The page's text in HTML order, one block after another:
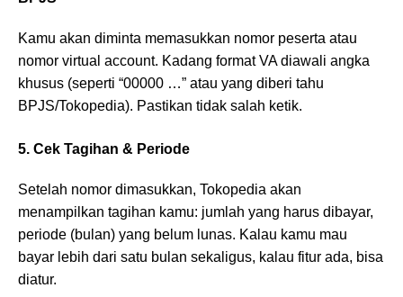
Kamu akan diminta memasukkan nomor peserta atau
nomor virtual account. Kadang format VA diawali angka
khusus (seperti “00000 …” atau yang diberi tahu
BPJS/Tokopedia). Pastikan tidak salah ketik.
5. Cek Tagihan & Periode
Setelah nomor dimasukkan, Tokopedia akan
menampilkan tagihan kamu: jumlah yang harus dibayar,
periode (bulan) yang belum lunas. Kalau kamu mau
bayar lebih dari satu bulan sekaligus, kalau fitur ada, bisa
diatur.